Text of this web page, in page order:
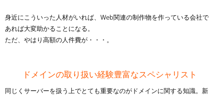
身近にこういった人材がいれば、Web関連の制作物を作っている会社で
あれば大変助かることになる。
ただ、やはり高額の人件費が・・・。
ドメインの取り扱い経験豊富なスペシャリスト
同じくサーバーを扱う上でとても重要なのがドメインに関する知識。新